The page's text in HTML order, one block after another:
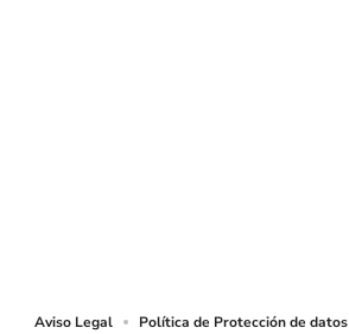
Aviso Legal Política de Protección de datos